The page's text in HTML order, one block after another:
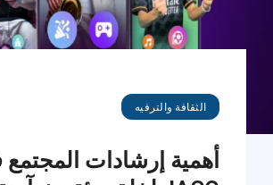
الثقافة والترفيه
أهمية إرشادات